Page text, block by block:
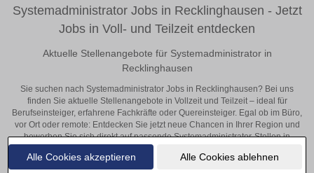
Alle Cookies akzeptieren Alle Cookies ablehnen
Systemadministrator Jobs in Recklinghausen - Jetzt
Jobs in Voll- und Teilzeit entdecken
Aktuelle Stellenangebote für Systemadministrator in
Recklinghausen
Sie suchen nach Systemadministrator Jobs in Recklinghausen? Bei uns
finden Sie aktuelle Stellenangebote in Vollzeit und Teilzeit – ideal für
Berufseinsteiger, erfahrene Fachkräfte oder Quereinsteiger. Egal ob im Büro,
vor Ort oder remote: Entdecken Sie jetzt neue Chancen in Ihrer Region und
bewerben Sie sich direkt auf passende Systemadministrator-Stellen in
Recklinghausen!